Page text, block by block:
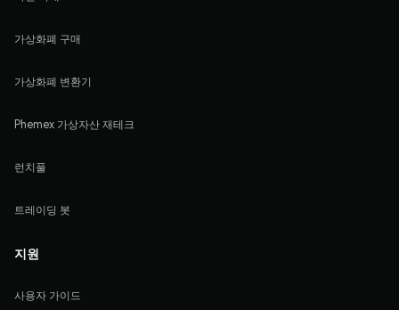
가상화폐 구매
가상화폐 변환기
Phemex 가상자산 재테크
런치풀
트레이딩 봇
지원
사용자 가이드